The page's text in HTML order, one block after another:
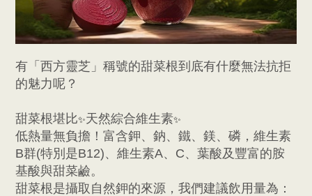
有「西方靈芝」稱號的甜菜根到底有什麼無法抗拒
的魅力呢？
甜菜根堪比✨天然綜合維生素✨
低熱量無負擔！ 富含鉀、鈉、鐵、鎂、磷，維生素
B群(特別是B12)、維生素A、C、 葉酸及豐富的胺
基酸與甜菜鹼。
甜菜根是攝取自然鉀的來源，我們建議飲用量為：